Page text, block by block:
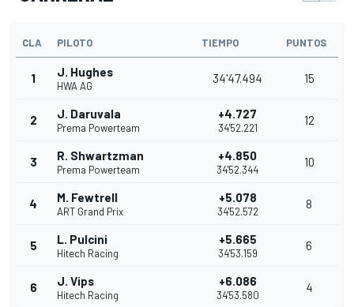
CLA PILOTO TIEMPO PUNTOS
1 J. Hughes
HWA AG
34'47.494 15
2 J. Daruvala
Prema Powerteam
+4.727
34'52.221
12
3 R. Shwartzman
Prema Powerteam
+4.850
34'52.344
10
4 M. Fewtrell
ART Grand Prix
+5.078
34'52.572
8
5 L. Pulcini
Hitech Racing
+5.665
34'53.159
6
6 J. Vips
Hitech Racing
+6.086
34'53.580
4